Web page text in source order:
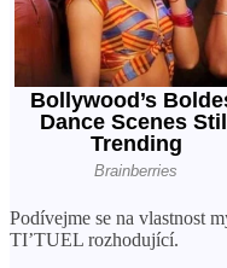
Podívejme se na vlastnost
TI’TUEL rozhodující.